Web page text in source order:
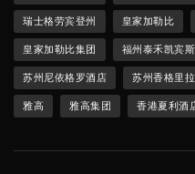
瑞士格劳宾登州 皇家加勒比
皇家加勒比集团 福州泰禾凯宾
苏州尼依格罗酒店 苏州香格里拉
雅高 雅高集团 香港夏利酒